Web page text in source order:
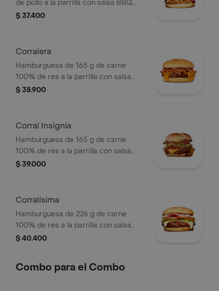
de pollo a la parrilla con salsa BBQ,
tocineta, una tajada de queso tipo
pan papa
$ 37.400
Corralera
Hamburguesa de 165 g de carne
100% de res a la parrilla con salsa
bbq, tocineta, una tajada de queso
$ 38.900
Corral Insignia
Hamburguesa de 165 g de carne
100% de res a la parrilla con salsa
BBQ, tocineta, queso americano,
mostaza en pan papa
$ 39.000
Corralísima
Hamburguesa de 226 g de carne
100% de res a la parrilla con salsa
bbq, queso mozzarella, tomate en
mostaza
$ 40.400
Combo para el Combo